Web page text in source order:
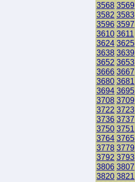
3568 3569
3582 3583
3596 3597
3610 3611
3624 3625
3638 3639
3652 3653
3666 3667
3680 3681
3694 3695
3708 3709
3722 3723
3736 3737
3750 3751
3764 3765
3778 3779
3792 3793
3806 3807
3820 3821